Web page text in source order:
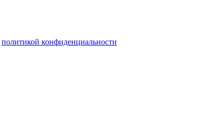
политикой конфиденциальности